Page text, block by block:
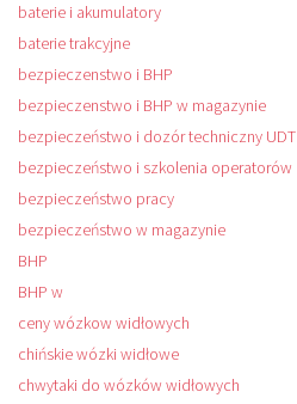
baterie i akumulatory
baterie trakcyjne
bezpieczenstwo i BHP
bezpieczenstwo i BHP w magazynie
bezpieczeństwo i dozór techniczny UDT
bezpieczeństwo i szkolenia operatorów
bezpieczeństwo pracy
bezpieczeństwo w magazynie
BHP
BHP w
ceny wózkow widłowych
chińskie wózki widłowe
chwytaki do wózków widłowych